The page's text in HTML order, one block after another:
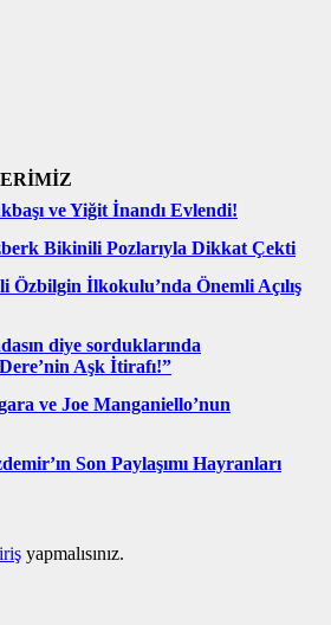
ve Yiğit İnandı Evlendi!
Bikinili Pozlarıyla Dikkat Çekti
Özbilgin İlkokulu’nda Önemli Açılış
diye sorduklarında
Aşk İtirafı!”
ve Joe Manganiello’nun
Son Paylaşımı Hayranları
yapmalısınız.